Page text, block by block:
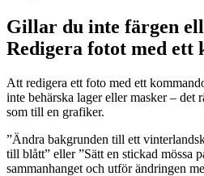
Gillar du inte färgen
Redigera fotot med ett
Att redigera ett foto med ett
inte behärska lager eller masker – det
som till en grafiker.
”Ändra bakgrunden till ett
till blått” eller ”Sätt en stickad mössa
sammanhanget och utför ändringen